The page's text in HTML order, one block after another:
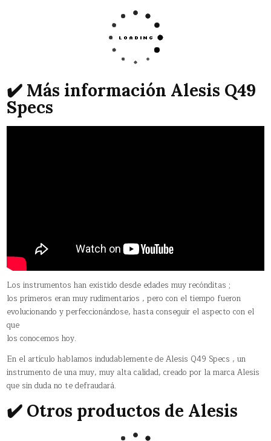
✔️ Más información Alesis Q49
Specs
Los instrumentos han existido desde edades muy recónditas ;
los primeros eran muy rudimentarios , pero con el tiempo fueron
evolucionando y perfeccionándose, hasta conseguir el aspecto con el
que
los conocemos hoy.
En el artículo hablamos indudablemente de Alesis Q49 Specs , un
instrumento de una muy, muy alta calidad, creado por la marca Alesis
que sin duda no te defraudará.
✔️ Otros productos de Alesis